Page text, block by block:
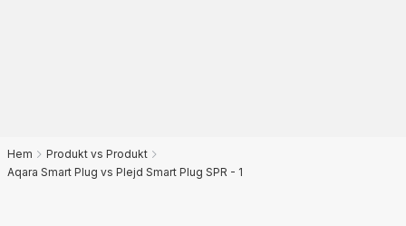
Hem
Produkt vs Produkt
Aqara Smart Plug vs Plejd Smart Plug SPR - 1